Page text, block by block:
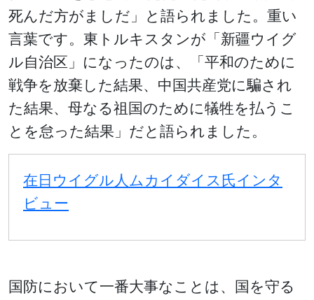
死んだ方がましだ」と語られました。重い
言葉です。東トルキスタンが「新疆ウイグ
ル自治区」になったのは、「平和のために
戦争を放棄した結果、中国共産党に騙され
た結果、母なる祖国のために犠牲を払うこ
とを怠った結果」だと語られました。
在日ウイグル人ムカイダイス氏インタ
ビュー
国防において一番大事なことは、国を守る